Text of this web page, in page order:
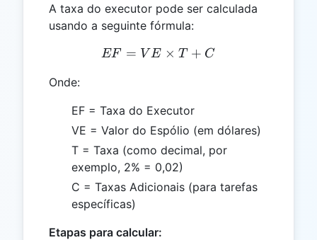
A taxa do executor pode ser calculada
usando a seguinte fórmula:
EF = VE \times T + C
EF = V E × T + C
Onde:
EF = Taxa do Executor
VE = Valor do Espólio (em dólares)
T = Taxa (como decimal, por
exemplo, 2% = 0,02)
C = Taxas Adicionais (para tarefas
específicas)
Etapas para calcular: